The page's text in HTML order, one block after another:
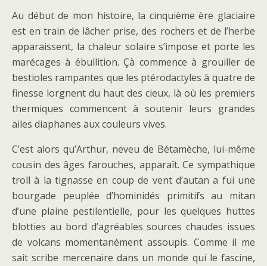
Au début de mon histoire, la cinquième ère glaciaire
est en train de lâcher prise, des rochers et de l’herbe
apparaissent, la chaleur solaire s’impose et porte les
marécages à ébullition. Çà commence à grouiller de
bestioles rampantes que les ptérodactyles à quatre de
finesse lorgnent du haut des cieux, là où les premiers
thermiques commencent à soutenir leurs grandes
ailes diaphanes aux couleurs vives.
C’est alors qu’Arthur, neveu de Bétamèche, lui-même
cousin des âges farouches, apparaît. Ce sympathique
troll à la tignasse en coup de vent d’autan a fui une
bourgade peuplée d’hominidés primitifs au mitan
d’une plaine pestilentielle, pour les quelques huttes
blotties au bord d’agréables sources chaudes issues
de volcans momentanément assoupis. Comme il me
sait scribe mercenaire dans un monde qui le fascine,